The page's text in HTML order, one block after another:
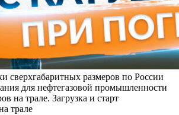
сверхгабаритных размеров по России
для нефтегазовой промышленности
на трале. Загрузка и старт
трале